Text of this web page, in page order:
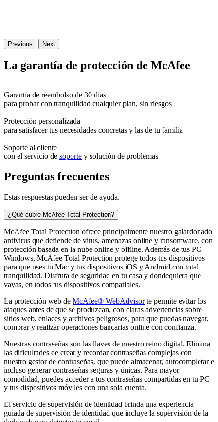
Previous Next
La garantía de protección de McAfee
Garantía de reembolso de 30 días
para probar con tranquilidad cualquier plan, sin riesgos
Protección personalizada
para satisfacer tus necesidades concretas y las de tu familia
Soporte al cliente
con el servicio de soporte y solución de problemas
Preguntas frecuentes
Estas respuestas pueden ser de ayuda.
¿Qué cubre McAfee Total Protection?
McAfee Total Protection ofrece principalmente nuestro galardonado
antivirus que defiende de virus, amenazas online y ransomware, con
protección basada en la nube online y offline. Además de tus PC
Windows, McAfee Total Protection protege todos tus dispositivos
para que uses tu Mac y tus dispositivos iOS y Android con total
tranquilidad. Disfruta de seguridad en tu casa y dondequiera que
vayas, en todos tus dispositivos compatibles.
La protección web de McAfee® WebAdvisorte permite evitar los
ataques antes de que se produzcan, con claras advertencias sobre
sitios web, enlaces y archivos peligrosos, para que puedas navegar,
comprar y realizar operaciones bancarias online con confianza.
Nuestras contraseñas son las llaves de nuestro reino digital. Elimina
las dificultades de crear y recordar contraseñas complejas con
nuestro gestor de contraseñas, que puede almacenar, autocompletar e
incluso generar contraseñas seguras y únicas. Para mayor
comodidad, puedes acceder a tus contraseñas compartidas en tu PC
y tus dispositivos móviles con una sola cuenta.
El servicio de supervisión de identidad brinda una experiencia
guiada de supervisión de identidad que incluye la supervisión de la